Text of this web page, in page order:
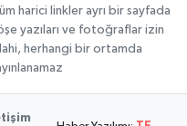
harici linkler ayrı bir sayfada
yazıları ve fotoğraflar izin
herhangi bir ortamda